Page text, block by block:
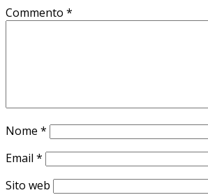
Commento *
Nome *
Email *
Sito web